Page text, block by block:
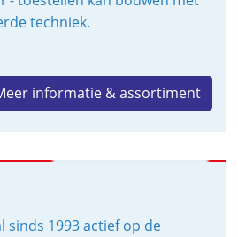
techniek.
informatie & assortiment
sinds 1993 actief op de